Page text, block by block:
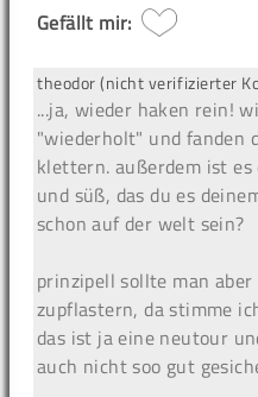
Gefällt mir:
theodor (nicht verifizierter
...ja, wieder haken rein!
"wiederholt" und fanden
klettern. außerdem ist
und süß, das du es
schon auf der welt sein?
prinzipell sollte man
zupflastern, da stimme
das ist ja eine neutour
auch nicht soo gut